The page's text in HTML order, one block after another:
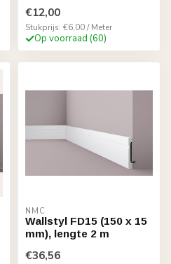
€12,00
Stukprijs: €6,00 / Meter
Op voorraad (60)
NMC
Wallstyl FD15 (150 x 15
mm), lengte 2 m
€36,56